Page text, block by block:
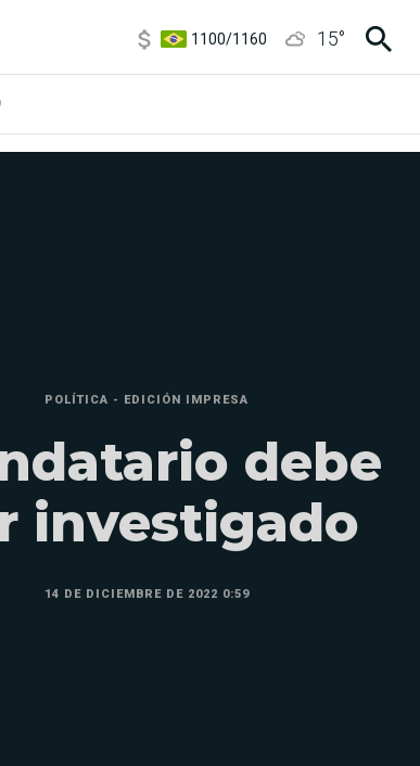
3,8/4
15°
POLÍTICA - EDICIÓN IMPRESA
debe
investigado
14 DE DICIEMBRE DE 2022 0:59